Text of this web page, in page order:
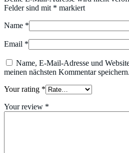
Felder sind mit * markiert
Name *
Email *
Name, E-Mail-Adresse und
meinen nächsten Kommentar speichern.
Your rating *
Your review *